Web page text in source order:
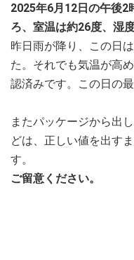
2025年6月12日の午後2
ろ、室温は約26度、湿
昨日雨が降り、この日
た。それでも気温が高
認済みです。この日の
またパッケージから出
どは、正しい値を出す
す。
ご留意ください。